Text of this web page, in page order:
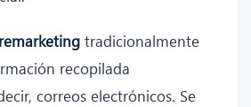
remarketing tradicionalmente
recopilada
correos electrónicos. Se